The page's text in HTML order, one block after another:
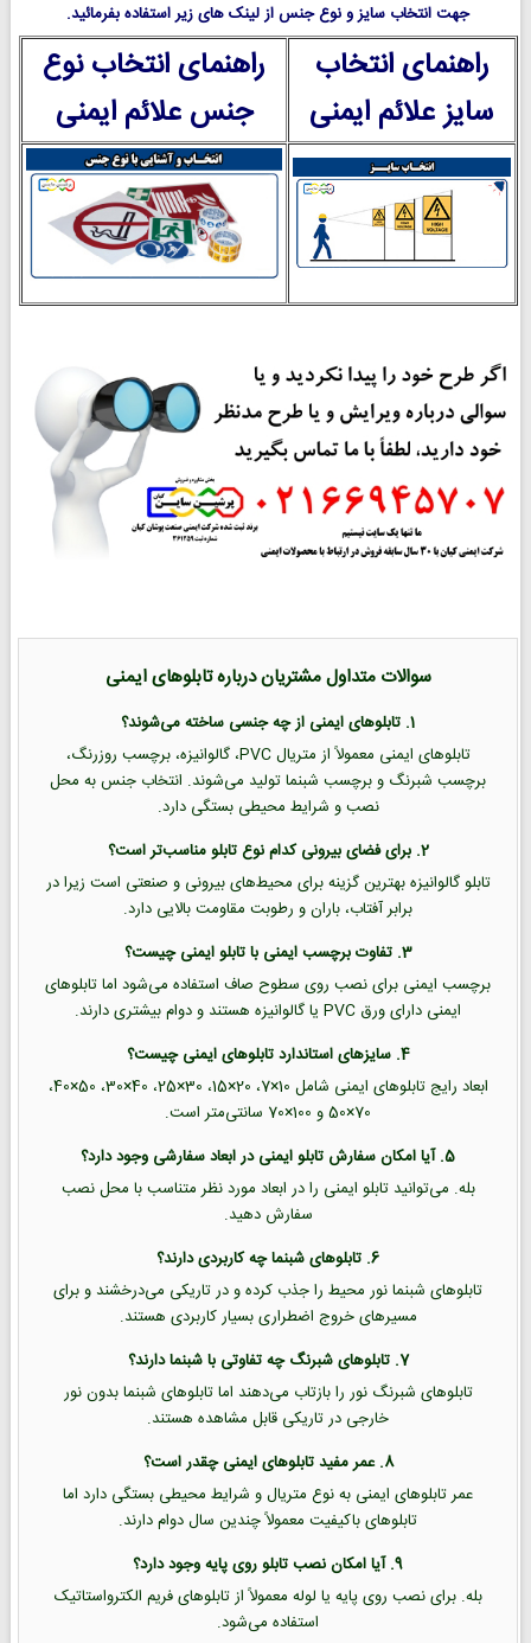
جهت انتخاب سایز و نوع جنس از لینک های زیر استفاده بفرمائید.
راهنمای انتخاب
سایز علائم ایمنی
راهنمای انتخاب نوع
جنس علائم ایمنی
سوالات متداول مشتریان درباره تابلوهای ایمنی
1. تابلوهای ایمنی از چه جنسی ساخته می‌شوند؟
تابلوهای ایمنی معمولاً از متریال PVC، گالوانیزه، برچسب روزرنگ،
برچسب شبرنگ و برچسب شبنما تولید می‌شوند. انتخاب جنس به محل
نصب و شرایط محیطی بستگی دارد.
2. برای فضای بیرونی کدام نوع تابلو مناسب‌تر است؟
تابلو گالوانیزه بهترین گزینه برای محیط‌های بیرونی و صنعتی است زیرا در
برابر آفتاب، باران و رطوبت مقاومت بالایی دارد.
3. تفاوت برچسب ایمنی با تابلو ایمنی چیست؟
برچسب ایمنی برای نصب روی سطوح صاف استفاده می‌شود اما تابلوهای
ایمنی دارای ورق PVC یا گالوانیزه هستند و دوام بیشتری دارند.
4. سایزهای استاندارد تابلوهای ایمنی چیست؟
ابعاد رایج تابلوهای ایمنی شامل 10×7، 20×15، 30×25، 40×30، 50×40،
70×50 و 100×70 سانتی‌متر است.
5. آیا امکان سفارش تابلو ایمنی در ابعاد سفارشی وجود دارد؟
بله. می‌توانید تابلو ایمنی را در ابعاد مورد نظر متناسب با محل نصب
سفارش دهید.
6. تابلوهای شبنما چه کاربردی دارند؟
تابلوهای شبنما نور محیط را جذب کرده و در تاریکی می‌درخشند و برای
مسیرهای خروج اضطراری بسیار کاربردی هستند.
7. تابلوهای شبرنگ چه تفاوتی با شبنما دارند؟
تابلوهای شبرنگ نور را بازتاب می‌دهند اما تابلوهای شبنما بدون نور
خارجی در تاریکی قابل مشاهده هستند.
8. عمر مفید تابلوهای ایمنی چقدر است؟
عمر تابلوهای ایمنی به نوع متریال و شرایط محیطی بستگی دارد اما
تابلوهای باکیفیت معمولاً چندین سال دوام دارند.
9. آیا امکان نصب تابلو روی پایه وجود دارد؟
بله. برای نصب روی پایه یا لوله معمولاً از تابلوهای فریم الکترواستاتیک
استفاده می‌شود.